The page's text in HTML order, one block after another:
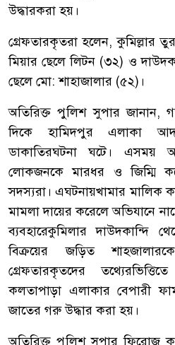
উদ্ধারকরা হয়।
গ্রেফতারকৃতরা হলেন,কুমিল্লার
মিয়ার ছেলে লিটন (৩২) ও
ছেলে মো:শাহাজালার (৫২) ।
অতিরিক্ত পুলিশ সুপার জানান,
দিকে
হামিদপুর এলাকা
ডাকাতিরঘটনা ঘটে। এসময়
লোকজনকে মারধর ও জিম্মি
সদস্যরা। এঘটনায়খামার মালিক
মামলা দায়ের করেলে অভিযানে
ব্যবহারেকুমিলার দাউদকান্দি
বিক্রয়ের
জড়িত শাহজালারকে
গ্রেফতারকৃতদের
তথ্যেরভিত্তিতে
কলতাপাড়া এলাকার বেপারী
জাতের গরু উদ্ধার করা হয়।
অতিরিক্ত পুলিশ সুপার ফিরোজ